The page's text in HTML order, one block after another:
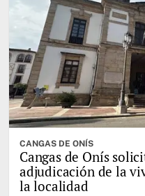
CANGAS DE ONÍS
Cangas de Onís
adjudicación de la
la localidad